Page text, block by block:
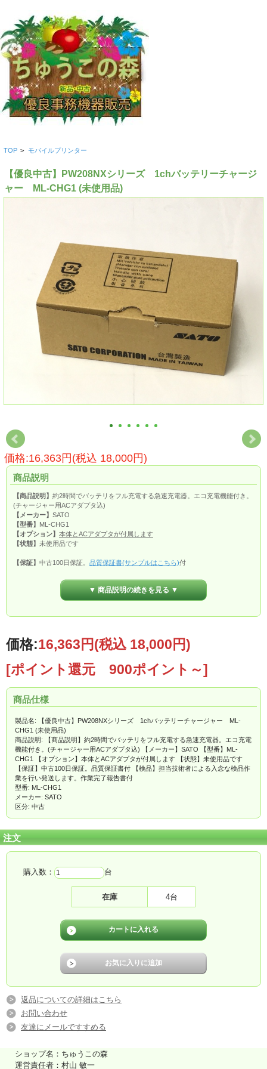
TOP > モバイルプリンター
【優良中古】PW208NXシリーズ 1chバッテリーチャージ
ャー ML-CHG1 (未使用品)
価格:16,363円(税込 18,000円)
商品説明
【商品説明】 約2時間でバッテリをフル充電する急速充電器。エコ充電機能付き。
(チャージャー用ACアダプタ込)
【メーカー】 SATO
【型番】 ML-CHG1
【オプション】 本体とACアダプタが付属します
【状態】 未使用品です
【保証】 中古100日保証。 品質保証書(サンプルはこちら)付
ンプルはこちら)付
▼ 商品説明の続きを見る ▼
価格:16,363円(税込 18,000円)
[ポイント還元 900ポイント～]
商品仕様
製品名: 【優良中古】PW208NXシリーズ 1chバッテリーチャージャー ML-
CHG1 (未使用品)
商品説明: 【商品説明】約2時間でバッテリをフル充電する急速充電器。エコ充電
機能付き。(チャージャー用ACアダプタ込) 【メーカー】SATO 【型番】ML-
CHG1 【オプション】本体とACアダプタが付属します 【状態】未使用品です
【保証】中古100日保証。品質保証書付 【検品】担当技術者による入念な検品作
業を行い発送します。作業完了報告書付
型番: ML-CHG1
メーカー: SATO
区分: 中古
注文
購入数： 台
在庫 4台
返品についての詳細はこちら
お問い合わせ
友達にメールですすめる
ショップ名：ちゅうこの森
運営責任者：村山 敏一